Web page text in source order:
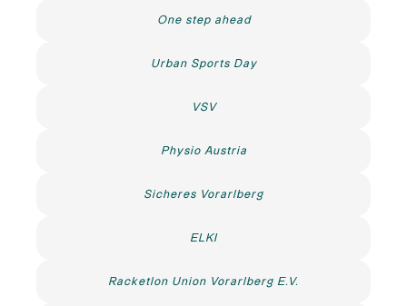
One step ahead
Urban Sports Day
VSV
Physio Austria
Sicheres Vorarlberg
ELKI
Racketlon Union Vorarlberg E.V.